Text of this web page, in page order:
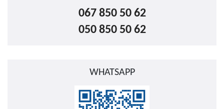
067 850 50 62
050 850 50 62
WHATSAPP